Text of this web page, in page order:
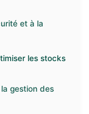
et à la
les stocks
gestion des